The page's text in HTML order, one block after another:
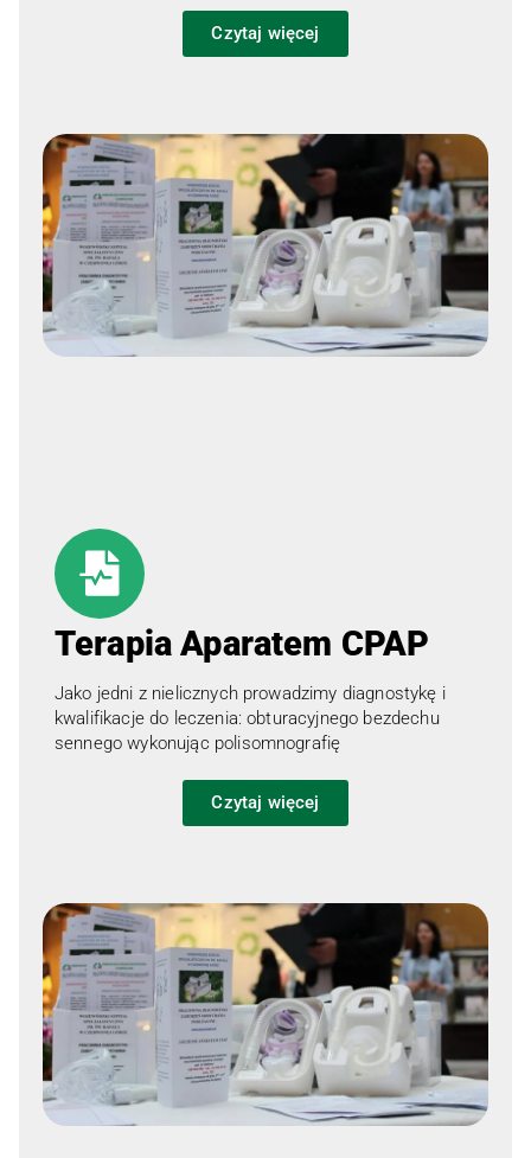
Czytaj więcej
Terapia Aparatem CPAP
Jako jedni z nielicznych prowadzimy diagnostykę i
kwalifikacje do leczenia: obturacyjnego bezdechu
sennego wykonując polisomnografię
Czytaj więcej